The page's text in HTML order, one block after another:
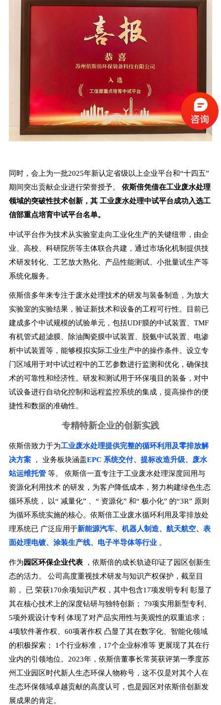
同时，会上为一批2025年新认定省级以上企业平台和“十四五”
期间突出贡献企业进行荣誉授予。
依斯倍凭借在工业废水处理
领域的突破性技术创新，其 工业废水处理中试平台成功入选工
信部重点培育中试平台名单。
中试平台作为技术从实验室走向工业化生产的关键纽带，由企
业、高校、科研院所等主体联合共建，通过市场化机制提供技
术研发转化、工艺放大熟化、产品性能测试、小批量试生产等
系统化服务。
依斯倍多年来专注于废水处理技术的研发与装备制造，为放大
实验室的实验结果，验证新技术和设备的工程可行性。目前已
建成多个中试规模的试验单元，包括UDF膜的中试装置、TMF
有机管式超滤膜、除油陶瓷膜中试装置、脱氨中试装置、电渗
析中试装置等，能够模拟实际工业生产中的操作条件。设立专
门区域用于对中试过程中的工艺参数进行监测和优化，确保技
术的可靠性和经济性。研发和测试用于环保项目的装备，对中
试设备进行自动化控制和远程监控系统的集成，提高操作的便
捷性和数据的准确性。
专精特新企业的创新实践
依斯倍致力于为工业废水处理提供完整的循环利用及零排放解
决方案
， 业务板块涵盖EPC 系统交付、提标改造升级、废水
站运维托管 等。 依斯倍一直专注于工业废水处理深度回用与
资源化利用技术 的研发，为客户降低成本，努力构建绿色生态
循环系统，
以“ 减量化” “ 资源化” 和“ 极小化” 的“3R” 原则
为循环系统实施的核心。依斯倍工业废水循环利用及零排放处
理系统已 广泛应用于新能源汽车、机器人制造、航天航空、表
面处理电镀、涂装生产线、电子半导体等行业 。
作为 园区环保企业代表 ， 依斯倍的成长轨迹印证了园区创新生
态的活力。
公司高度重视技术研发与知识产权保护，截至目
前，
已 荣获170余项知识产权，其中包含17项发明专利 彰显了
其在核心技术上的深度钻研与独特创新；
79项实用新型专利、
5项外观设计专利 体现了对产品实用性与美观性的双重追求；
4项软件著作权、60项著作权 凸显了其在数字化、智能化领域
的积极探索；
1个行业标准，17个企业标准等 更展现了其在行
业内的引领地位。2023年，依斯倍董事长常英获评第一季度苏
州工业园区时代新人生态环保人物称号，这不仅是对其个人在
生态环保领域卓越贡献的高度认可，也是园区对依斯倍创新发
展成果的肯定。